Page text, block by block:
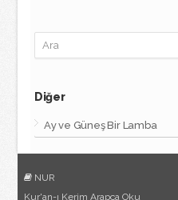
Diğer
Ay ve Güneş Bir Lamba
NUR
Kur'an-ı Kerim Arapça Oku